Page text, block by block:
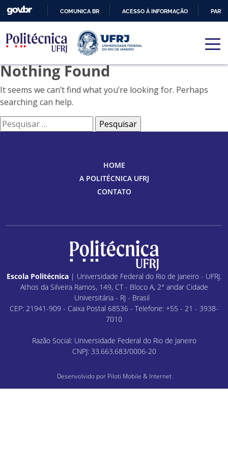
PARA
O
CONTEÚDO
COMUNICA BR ACESSO À INFORMAÇÃO
Nothing Found
It seems we can’t find what you’re looking for. Perhaps
searching can help.
Pesquisar
por:
HOME
A POLITÉCNICA UFRJ
CONTATO
Escola Politécnica | Universidade Federal do Rio de Janeiro - UFRJ.
Athos da Silveira Ramos, 149, CT - Bloco A, 2° andar Cidade
Universitária - RJ - Brasil
CEP: 21941-909 - Caixa Postal 68536 - Telefone: +55 - 21 - 3938-
7010
Razão Social: Universidade Federal do Rio de Janeiro
CNPJ: 33.663.683/0006-20
Desenvolvido por Piloti Mobile & Internet